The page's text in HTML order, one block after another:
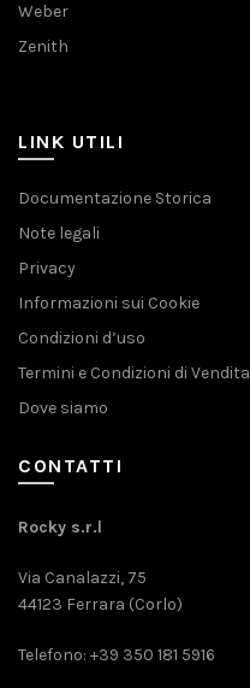
Weber
Zenith
LINK UTILI
Documentazione Storica
Note legali
Privacy
Informazioni sui Cookie
Condizioni d’uso
Termini e Condizioni di Vendita
Dove siamo
CONTATTI
Rocky s.r.l
Via Canalazzi, 75
44123 Ferrara (Corlo)
Telefono: +39 350 181 5916